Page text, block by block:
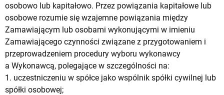
osobowo lub kapitałowo. Przez powiązania kapitałowe lub
osobowe rozumie się wzajemne powiązania między
Zamawiającym lub osobami wykonującymi w imieniu
Zamawiającego czynności związane z przygotowaniem i
przeprowadzeniem procedury wyboru wykonawcy
a Wykonawcą, polegające w szczególności na:
1. uczestniczeniu w spółce jako wspólnik spółki cywilnej lub
spółki osobowej;